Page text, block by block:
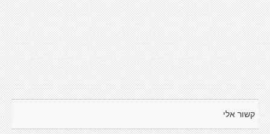
קשור אלי